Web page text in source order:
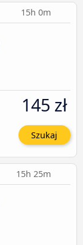
15h 0m
145 zł
Szukaj
15h 25m